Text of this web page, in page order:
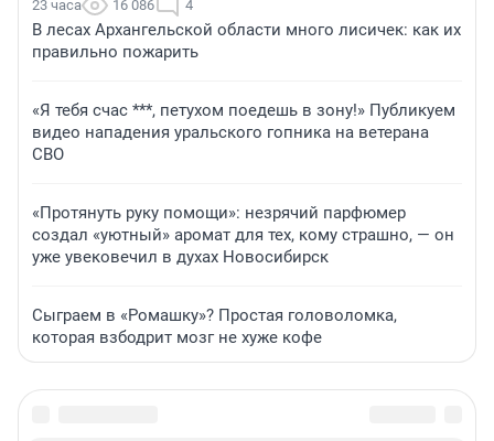
23 часа 16 086 4
В лесах Архангельской области много лисичек: как их
правильно пожарить
«Я тебя счас ***, петухом поедешь в зону!» Публикуем
видео нападения уральского гопника на ветерана
СВО
«Протянуть руку помощи»: незрячий парфюмер
создал «уютный» аромат для тех, кому страшно, — он
уже увековечил в духах Новосибирск
Сыграем в «Ромашку»? Простая головоломка,
которая взбодрит мозг не хуже кофе